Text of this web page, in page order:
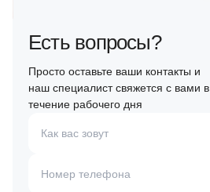
Есть вопросы?
Просто оставьте ваши контакты и
наш специалист свяжется с вами в
течение рабочего дня
Как вас зовут
Номер телефона